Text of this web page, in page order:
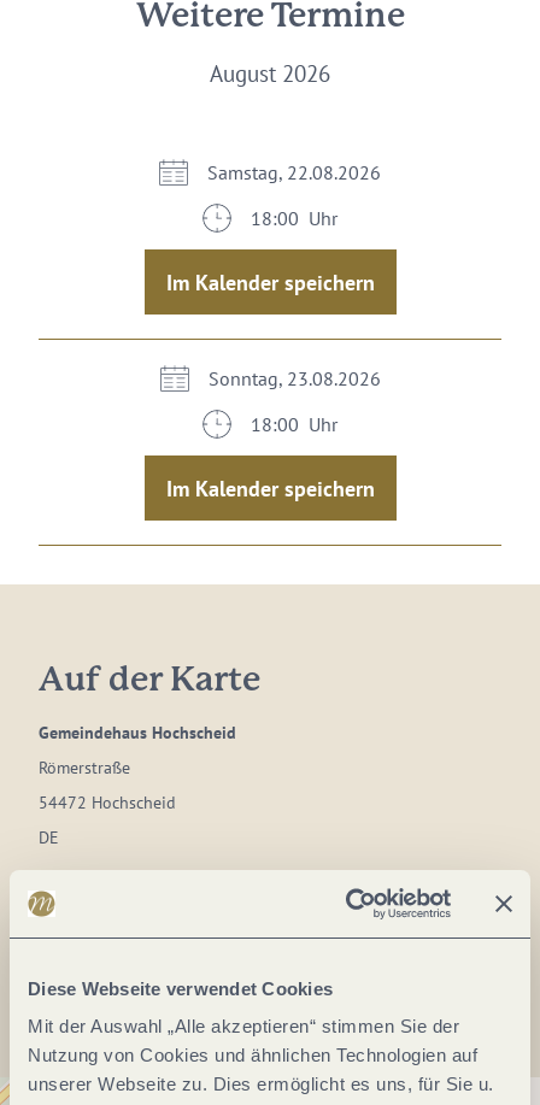
Diese Webseite verwendet Cookies
Mit der Auswahl „Alle akzeptieren“ stimmen Sie der
Nutzung von Cookies und ähnlichen Technologien auf
unserer Webseite zu. Dies ermöglicht es uns, für Sie u.
Weitere Termine
August 2026
Samstag, 22.08.2026
18:00 Uhr
Im Kalender speichern
Sonntag, 23.08.2026
18:00 Uhr
Im Kalender speichern
Auf der Karte
Gemeindehaus Hochscheid
Römerstraße
54472 Hochscheid
DE